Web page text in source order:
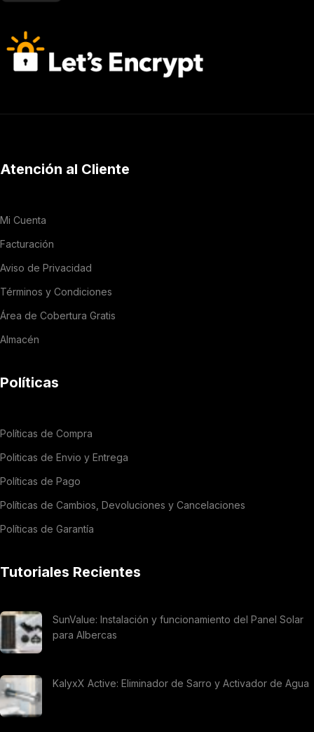
Atención al Cliente
Mi Cuenta
Facturación
Aviso de Privacidad
Términos y Condiciones
Área de Cobertura Gratis
Almacén
Políticas
Políticas de Compra
Politicas de Envio y Entrega
Políticas de Pago
Políticas de Cambios, Devoluciones y Cancelaciones
Políticas de Garantía
Tutoriales Recientes
SunValue: Instalación y funcionamiento del Panel Solar
para Albercas
KalyxX Active: Eliminador de Sarro y Activador de Agua